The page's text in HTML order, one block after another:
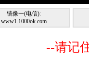
镜像一(电信):
www1.1000ok.com
--请记